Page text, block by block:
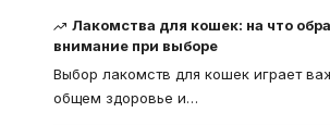
Лакомства для кошек: на что
внимание при выборе
Выбор лакомств для кошек играет
общем здоровье и…